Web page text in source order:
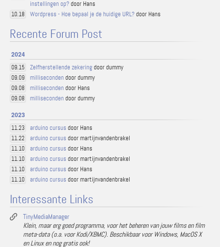
instellingen op?door Hans
10.18 Wordpress - Hoe bepaal je de huidige URL?door Hans
Recente Forum Post
2024
09.15 Zelfherstellende zekeringdoor dummy
09.09 milliseconden door dummy
09.08 milliseconden door Hans
09.08 milliseconden door dummy
2023
11.23 arduino cursus door Hans
11.22 arduino cursus door martijnvandenbrakel
11.10 arduino cursus door Hans
11.10 arduino cursus door martijnvandenbrakel
11.10 arduino cursus door Hans
11.10 arduino cursus door martijnvandenbrakel
Interessante Links
TinyMediaManager
Klein, maar erg goed programma, voor het beheren van jouw films en film
meta-data (o.a. voor Kodi/XBMC). Beschikbaar voor Windows, MacOS X
en Linux en nog gratis ook!